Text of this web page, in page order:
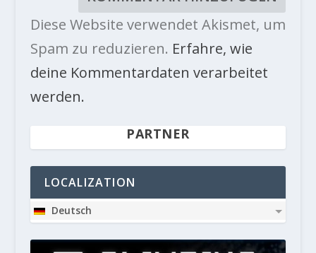
Diese Website verwendet Akismet, um
Spam zu reduzieren. Erfahre, wie
deine Kommentardaten verarbeitet
werden.
PARTNER
LOCALIZATION
Deutsch